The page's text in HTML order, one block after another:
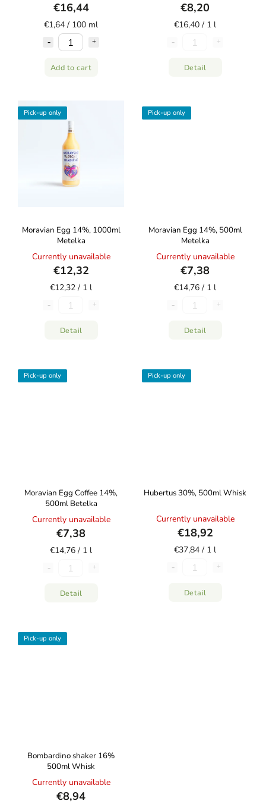
€16,44
€1,64 / 100 ml
Add to cart
€8,20
€16,40 / 1 l
Detail
Pick-up only
Moravian Egg 14%, 1000ml
Metelka
Currently unavailable
€12,32
€12,32 / 1 l
Detail
Pick-up only
Moravian Egg 14%, 500ml
Metelka
Currently unavailable
€7,38
€14,76 / 1 l
Detail
Pick-up only
Moravian Egg Coffee 14%,
500ml Betelka
Currently unavailable
€7,38
€14,76 / 1 l
Detail
Pick-up only
Hubertus 30%, 500ml Whisk
Currently unavailable
€18,92
€37,84 / 1 l
Detail
Pick-up only
Bombardino shaker 16%
500ml Whisk
Currently unavailable
€8,94